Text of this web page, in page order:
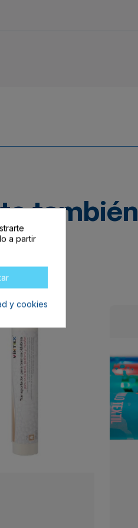
también
a partir
y cookies